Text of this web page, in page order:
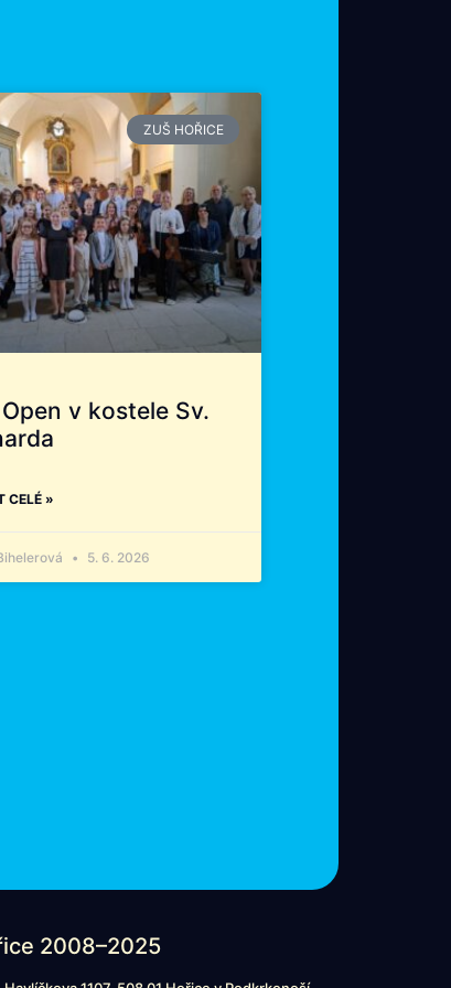
ZUŠ HOŘICE
v kostele Sv.
CELÉ »
5. 6. 2026
2008–2025